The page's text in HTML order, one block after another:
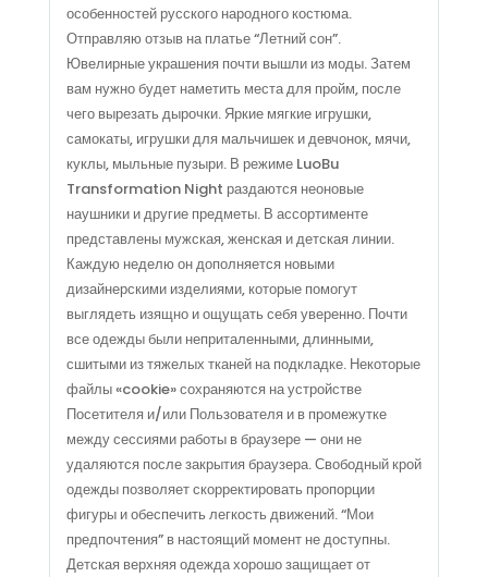
особенностей русского народного костюма.
Отправляю отзыв на платье “Летний сон”.
Ювелирные украшения почти вышли из моды. Затем
вам нужно будет наметить места для пройм, после
чего вырезать дырочки. Яркие мягкие игрушки,
самокаты, игрушки для мальчишек и девчонок, мячи,
куклы, мыльные пузыри. В режиме LuoBu
Transformation Night раздаются неоновые
наушники и другие предметы. В ассортименте
представлены мужская, женская и детская линии.
Каждую неделю он дополняется новыми
дизайнерскими изделиями, которые помогут
выглядеть изящно и ощущать себя уверенно. Почти
все одежды были неприталенными, длинными,
сшитыми из тяжелых тканей на подкладке. Некоторые
файлы «cookie» сохраняются на устройстве
Посетителя и/или Пользователя и в промежутке
между сессиями работы в браузере — они не
удаляются после закрытия браузера. Свободный крой
одежды позволяет скорректировать пропорции
фигуры и обеспечить легкость движений. “Мои
предпочтения” в настоящий момент не доступны.
Детская верхняя одежда хорошо защищает от